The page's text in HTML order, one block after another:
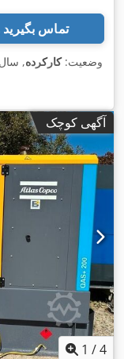
تماس بگیرید
وضعیت:کارکرده,
آگهی کوچک
1 /4